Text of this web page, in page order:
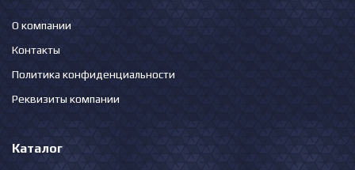
О компании
Контакты
Политика конфиденциальности
Реквизиты компании
Каталог